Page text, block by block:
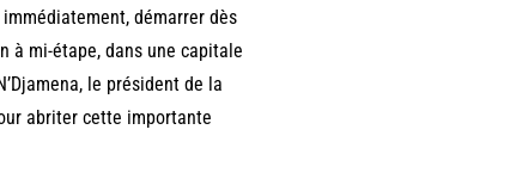
démarrer dès
à mi-étape, dans une capitale
le président de la
abriter cette importante